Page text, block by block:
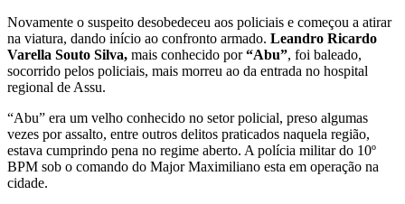
Novamente o suspeito desobedeceu aos policiais e começou a atirar
na viatura, dando início ao confronto armado. Leandro Ricardo
Varella Souto Silva, mais conhecido por“Abu”, foi baleado,
socorrido pelos policiais, mais morreu ao da entrada no hospital
regional de Assu.
“Abu” era um velho conhecido no setor policial, preso algumas
vezes por assalto, entre outros delitos praticados naquela região,
estava cumprindo pena no regime aberto. A polícia militar do 10º
BPM sob o comando do Major Maximiliano esta em operação na
cidade.